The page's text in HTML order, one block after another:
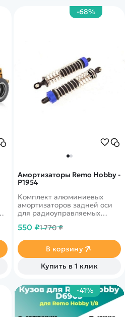
-68%
Амортизаторы Remo Hobby -
P1954
Комплект алюминиевых
амортизаторов задней оси
для радиоуправляемых
EX3 масштаба 1/10
550 ₽1 770 ₽
В корзину
Купить в 1 клик
-41%